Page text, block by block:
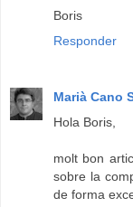
Boris
Responder
Marià Cano
Hola Boris,
molt bon
sobre la
de forma